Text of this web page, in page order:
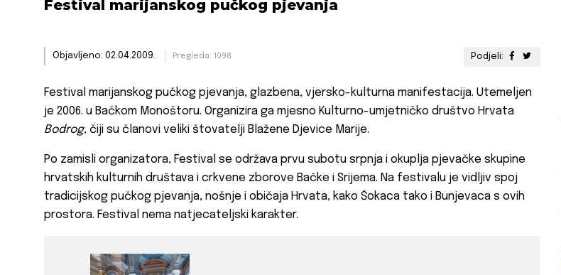
Festival marijanskog pučkog pjevanja
Podjeli:
Objavljeno: 02.04.2009. Pregleda: 1098
Festival marijanskog pučkog pjevanja, glazbena, vjersko-kulturna manifestacija. Utemeljen
je 2006. u Bačkom Monoštoru. Organizira ga mjesno Kulturno-umjetničko društvo Hrvata
Bodrog, čiji su članovi veliki štovatelji Blažene Djevice Marije.
Po zamisli organizatora, Festival se održava prvu subotu srpnja i okuplja pjevačke skupine
hrvatskih kulturnih društava i crkvene zborove Bačke i Srijema. Na festivalu je vidljiv spoj
tradicijskog pučkog pjevanja, nošnje i običaja Hrvata, kako Šokaca tako i Bunjevaca s ovih
prostora. Festival nema natjecateljski karakter.